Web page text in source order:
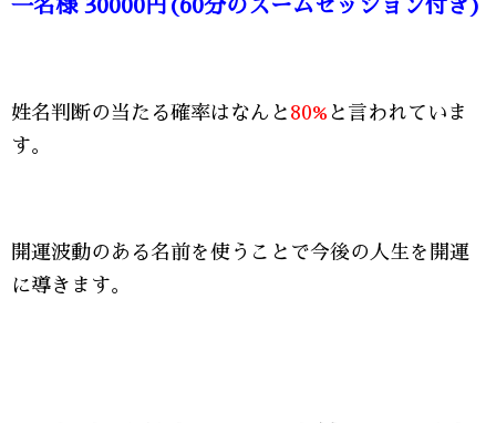
一名様 30000円(60分のズームセッション付き)
姓名判断の当たる確率はなんと 80% と言われていま
す。
開運波動のある名前を使うことで今後の人生を開運
に導きます。